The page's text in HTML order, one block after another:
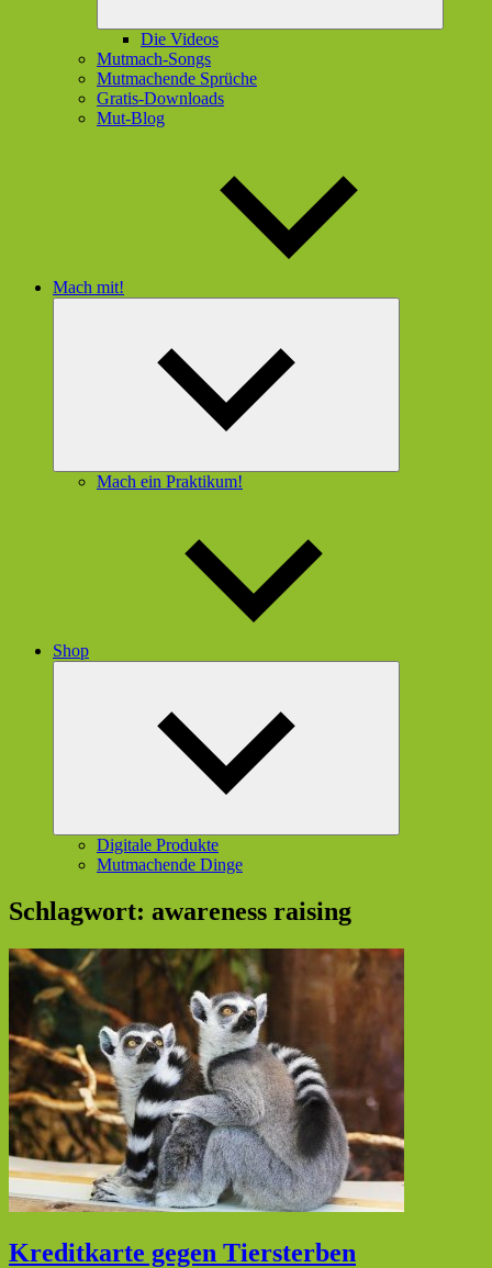
Die Videos
Mutmach-Songs
Mutmachende Sprüche
Gratis-Downloads
Mut-Blog
Mach mit!
Mach ein Praktikum!
Shop
Digitale Produkte
Mutmachende Dinge
Schlagwort: awareness raising
Kreditkarte gegen Tiersterben